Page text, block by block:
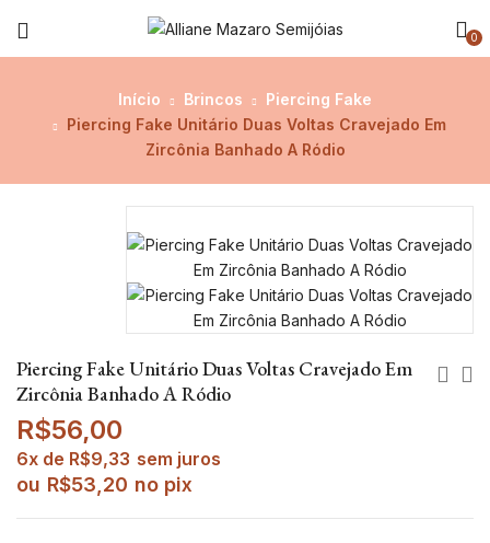
0
Início Brincos
Piercing Fake
Piercing Fake Unitário Duas Voltas Cravejado Em
Zircônia Banhado A Ródio
Piercing Fake Unitário Duas Voltas Cravejado Em
Zircônia Banhado A Ródio
R$56,00
6x de R$9,33 sem juros
ou R$53,20 no pix